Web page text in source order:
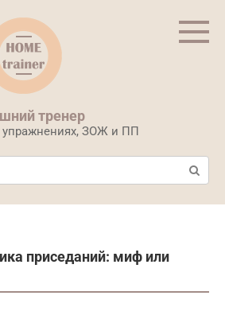
тренер
упражнениях, ЗОЖ и ПП
приседаний: миф или